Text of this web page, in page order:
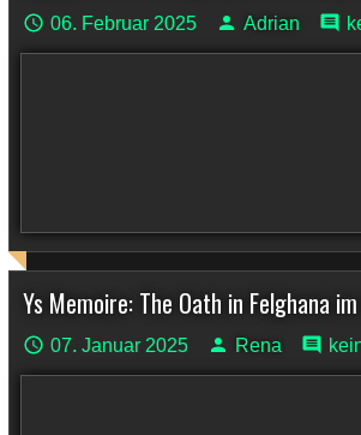
06. Februar 2025 Adrian
Ys Memoire: The Oath in Felghana
07. Januar 2025 Rena